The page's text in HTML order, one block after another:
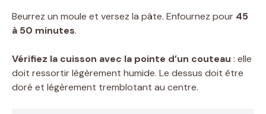
Beurrez un moule et versez la pâte. Enfournez pour 45
à 50 minutes.
Vérifiez la cuisson avec la pointe d’un couteau : elle
doit ressortir légèrement humide. Le dessus doit être
doré et légèrement tremblotant au centre.